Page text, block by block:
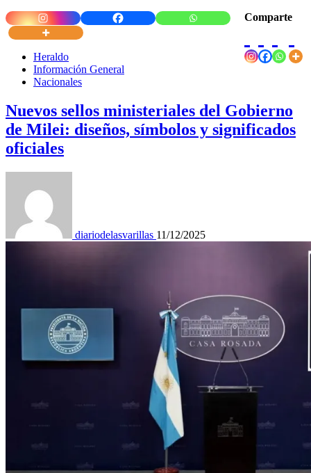
Comparte
Heraldo
Información General
Nacionales
Nuevos sellos ministeriales del Gobierno
de Milei: diseños, símbolos y significados
oficiales
diariodelasvarillas 11/12/2025